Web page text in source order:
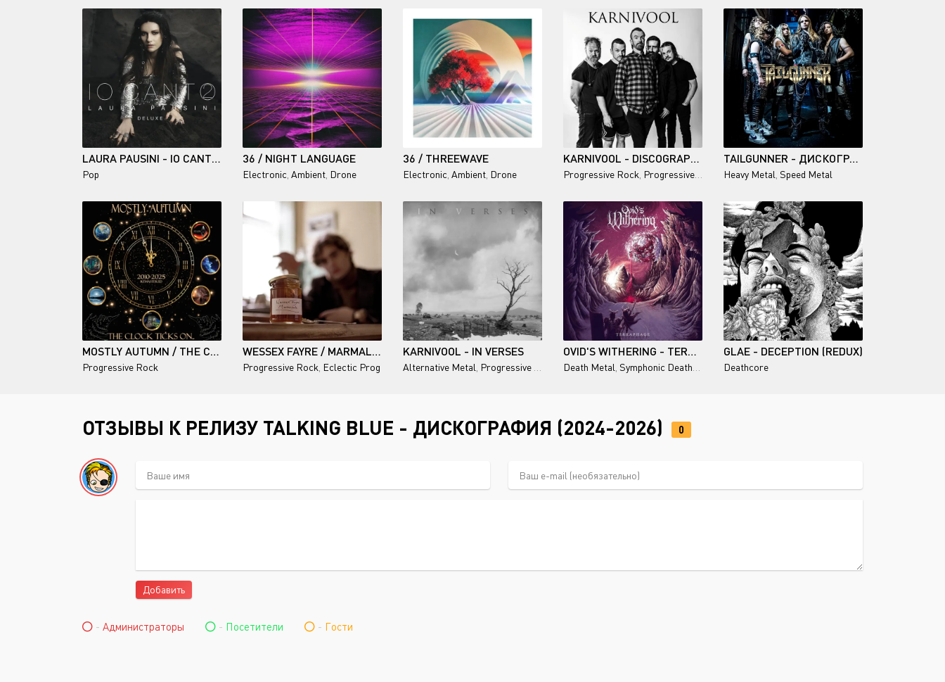
LAURA PAUSINI - IO CANTO 2 (DELUXE) 2026
Pop
36 / NIGHT LANGUAGE
Electronic Ambient Drone
36 / THREEWAVE
Electronic Ambient Drone
KARNIVOOL - DISCOGRAPHY (2001-2026)
Progressive Rock Progressive Metal
TAILGUNNER - ДИСКОГРАФИЯ (2022-2026)
Heavy Metal Speed Metal
MOSTLY AUTUMN / THE CLOCK TICKS ON
Progressive Rock
WESSEX FAYRE / MARMALADE
Progressive Rock Eclectic Prog
KARNIVOOL - IN VERSES
Alternative Metal Progressive Rock
OVID'S WITHERING - TERRAPHAGED (REPHAGED)
Death Metal Symphonic Deathcore
GLAE - DECEPTION (REDUX)
Deathcore
ОТЗЫВЫ К РЕЛИЗУ TALKING BLUE - ДИСКОГРАФИЯ (2024-2026) 0
Добавить
- Администраторы - Посетители - Гости